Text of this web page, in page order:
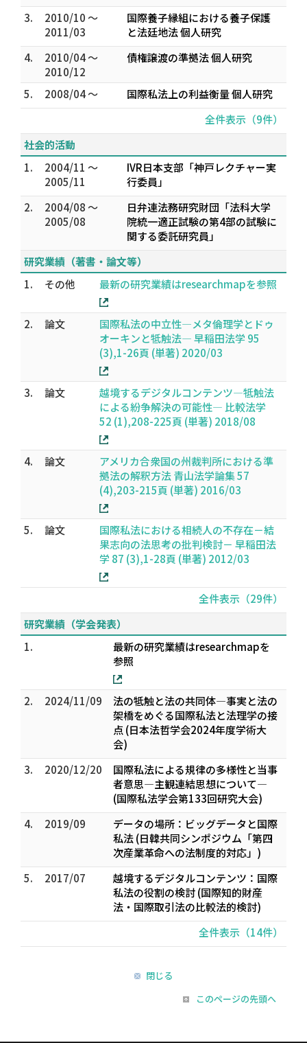
3.
2010/10 ～
2011/03
国際養子縁組における養子保護
と法廷地法 個人研究
4.
2010/04 ～
2010/12
債権譲渡の準拠法 個人研究
5. 2008/04 ～
国際私法上の利益衡量 個人研究
全件表示（9件）
社会的活動
1.
2004/11 ～
2005/11
IVR日本支部「神戸レクチャー実
行委員」
2.
2004/08 ～
2005/08
日弁連法務研究財団「法科大学
院統一適正試験の第4部の試験に
関する委託研究員」
研究業績（著書・論文等）
1.
その他 最新の研究業績はresearchmapを参照
2. 論文
国際私法の中立性—メタ倫理学とドゥ
オーキンと牴触法— 早稲田法学 95
(3),1-26頁 (単著) 2020/03
3. 論文
越境するデジタルコンテンツ―牴触法
による紛争解決の可能性― 比較法学
52 (1),208-225頁 (単著) 2018/08
4. 論文
アメリカ合衆国の州裁判所における準
拠法の解釈方法 青山法学論集 57
(4),203-215頁 (単著) 2016/03
5. 論文
国際私法における相続人の不存在－結
果志向の法思考の批判検討－ 早稲田法
学 87 (3),1-28頁 (単著) 2012/03
全件表示（29件）
研究業績（学会発表）
1.
最新の研究業績はresearchmapを
参照
2. 2024/11/09
法の牴触と法の共同体―事実と法の
架橋をめぐる国際私法と法理学の接
点 (日本法哲学会2024年度学術大
会)
3.
2020/12/20
国際私法による規律の多様性と当事
者意思—主観連結思想について—
(国際私法学会第133回研究大会)
4.
2019/09
データの場所：ビッグデータと国際
私法 (日韓共同シンポジウム「第四
次産業革命への法制度的対応」)
5.
2017/07
越境するデジタルコンテンツ：国際
私法の役割の検討 (国際知的財産
法・国際取引法の比較法的検討)
全件表示（14件）
閉じる
このページの先頭へ